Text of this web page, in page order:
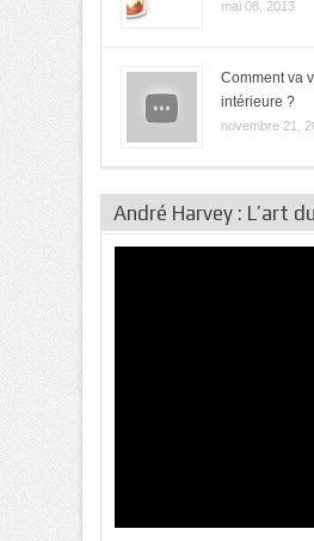
mai 08, 2013
Comment va
intérieure ?
novembre 21,
André Harvey : L’art